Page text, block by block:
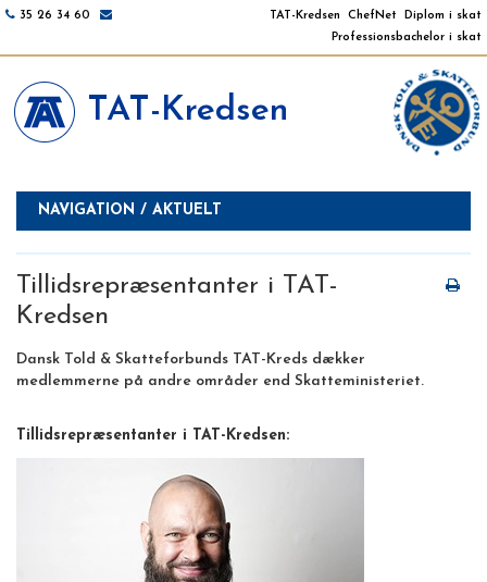
35 26 34 60 TAT-Kredsen ChefNet
Diplom i skat
Professionsbachelor i skat
TAT-Kredsen
NAVIGATION / AKTUELT
Tillidsrepræsentanter i TAT-
Kredsen
Dansk Told & Skatteforbunds TAT-Kreds dækker
medlemmerne på andre områder end Skatteministeriet.
Tillidsrepræsentanter i TAT-Kredsen: